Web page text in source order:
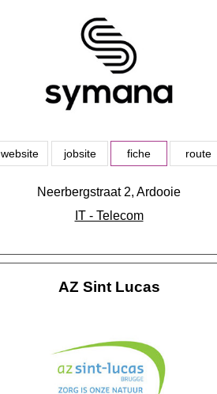
website jobsite fiche route
Neerbergstraat 2, Ardooie
IT - Telecom
AZ Sint Lucas